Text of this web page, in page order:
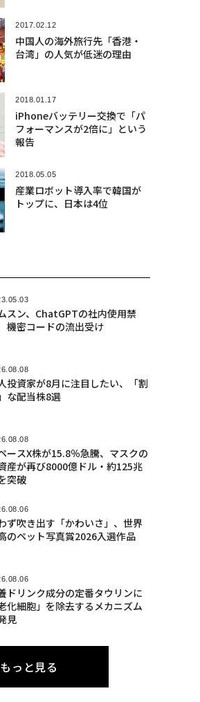
2017.02.12
中国人の海外旅行先「香港・
台湾」の人気が低迷の理由
2018.01.17
iPhoneバッテリー交換で「パ
フォーマンスが2倍に」という
報告
2018.05.05
産業ロボット導入率で韓国が
トップに、日本は4位
スン、ChatGPTの社内使用禁
密コードの流出受け
投資家が8月に注目したい、「割
な配当株8選
ースX株が15.8％急騰、マスクの
産が再び8000億ドル・約125兆
突破
ず吹き出す「かわいさ」、世界
のペット写真賞2026入選作品
ドリンク成分の定番タウリンに
老化細胞」を除去するメカニズム
見
もっと見る